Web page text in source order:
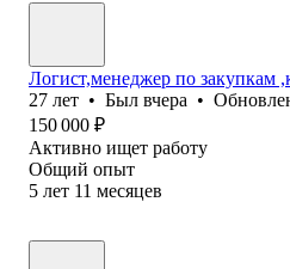
Логист,менеджер по закупкам
27 лет • Был вчера •
150 000 ₽
Активно ищет работу
Общий опыт
5 лет 11 месяцев